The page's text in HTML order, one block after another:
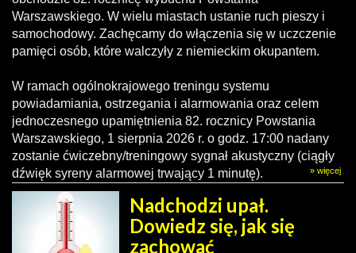
Warszawskiego. W wielu miastach ustanie ruch pieszy i
samochodowy. Zachęcamy do włączenia się w uczczenie
pamięci osób, które walczyły z niemieckim okupantem.
W ramach ogólnokrajowego treningu systemu
powiadamiania, ostrzegania i alarmowania oraz celem
jednoczesnego upamiętnienia 82. rocznicy Powstania
Warszawskiego, 1 sierpnia 2026 r. o godz. 17:00 nadany
zostanie ćwiczebny/treningowy sygnał akustyczny (ciągły
dźwięk syreny alarmowej trwający 1 minutę).
» więcej
Nadchodzi upał.
Dowiedz się, jak się
zachować